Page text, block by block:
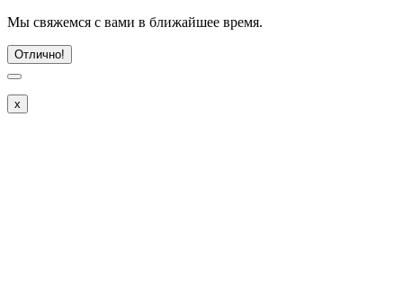
Мы свяжемся с вами в ближайшее время.
Отлично!
x